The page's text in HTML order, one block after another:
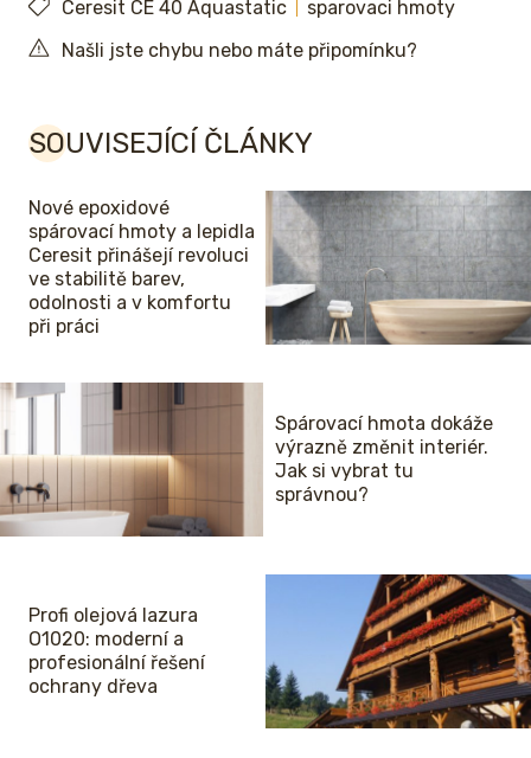
Ceresit CE 40 Aquastatic
sparovaci hmoty
Našli jste chybu nebo máte připomínku?
SOUVISEJÍCÍ ČLÁNKY
Nové epoxidové
spárovací hmoty a lepidla
Ceresit přinášejí revoluci
ve stabilitě barev,
odolnosti a v komfortu
při práci
Spárovací hmota dokáže
výrazně změnit interiér.
Jak si vybrat tu
správnou?
Profi olejová lazura
O1020: moderní a
profesionální řešení
ochrany dřeva